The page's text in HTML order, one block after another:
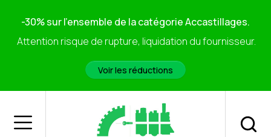
-30% sur l'ensemble de la catégorie Accastillages.
Attention risque de rupture, liquidation du fournisseur.
Voir les réductions